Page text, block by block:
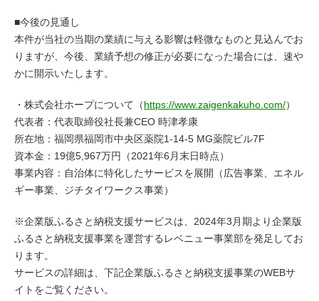
■今後の見通し
本件が当社の当期の業績に与える影響は軽微なものと見込んでお
りますが、今後、業績予想の修正が必要になった場合には、速や
かに開示いたします。
・株式会社ホープについて（https://www.zaigenkakuho.com/）
代表者：代表取締役社長兼CEO 時津孝康
所在地：福岡県福岡市中央区薬院1-14-5 MG薬院ビル7F
資本金：19億5,967万円（2021年6月末日時点）
事業内容：自治体に特化したサービスを展開（広告事業、エネル
ギー事業、ジチタイワークス事業）
※企業版ふるさと納税支援サービスは、2024年3月期より企業版
ふるさと納税支援事業を運営するレベニュー事業部を発足してお
ります。
サービスの詳細は、下記企業版ふるさと納税支援事業のWEBサ
イトをご覧ください。